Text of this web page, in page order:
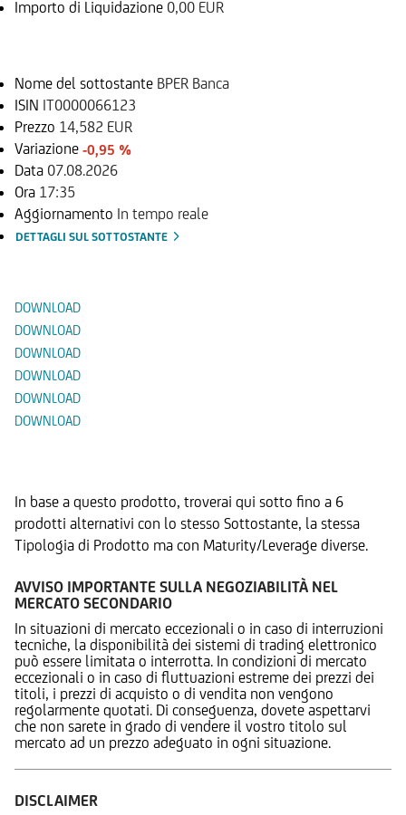
Importo di Liquidazione 0,00 EUR
Nome del sottostante BPER Banca
ISIN IT0000066123
Prezzo 14,582 EUR
Variazione -0,95 %
Data 07.08.2026
Ora 17:35
Aggiornamento In tempo reale
DETTAGLI SUL SOTTOSTANTE
DOWNLOAD
DOWNLOAD
DOWNLOAD
DOWNLOAD
DOWNLOAD
DOWNLOAD
In base a questo prodotto, troverai qui sotto fino a 6
prodotti alternativi con lo stesso Sottostante, la stessa
Tipologia di Prodotto ma con Maturity/Leverage diverse.
AVVISO IMPORTANTE SULLA NEGOZIABILITÀ NEL
MERCATO SECONDARIO
In situazioni di mercato eccezionali o in caso di interruzioni
tecniche, la disponibilità dei sistemi di trading elettronico
può essere limitata o interrotta. In condizioni di mercato
eccezionali o in caso di fluttuazioni estreme dei prezzi dei
titoli, i prezzi di acquisto o di vendita non vengono
regolarmente quotati. Di conseguenza, dovete aspettarvi
che non sarete in grado di vendere il vostro titolo sul
mercato ad un prezzo adeguato in ogni situazione.
DISCLAIMER